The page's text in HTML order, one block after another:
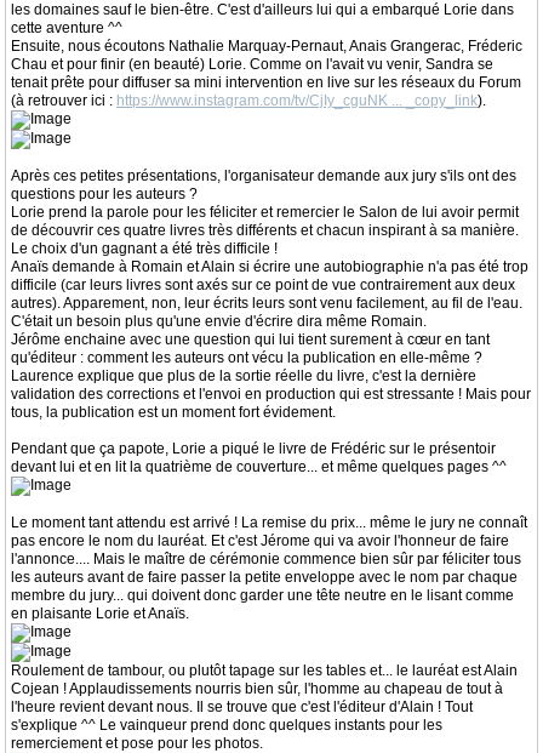
les domaines sauf le bien-être. C'est d'ailleurs lui qui a embarqué Lorie dans
cette aventure ^^
Ensuite, nous écoutons Nathalie Marquay-Pernaut, Anais Grangerac, Fréderic
Chau et pour finir (en beauté) Lorie. Comme on l'avait vu venir, Sandra se
tenait prête pour diffuser sa mini intervention en live sur les réseaux du Forum
(à retrouver ici : https://www.instagram.com/tv/CjIy_cguNK ... _copy_link).
Après ces petites présentations, l'organisateur demande aux jury s'ils ont des
questions pour les auteurs ?
Lorie prend la parole pour les féliciter et remercier le Salon de lui avoir permit
de découvrir ces quatre livres très différents et chacun inspirant à sa manière.
Le choix d'un gagnant a été très difficile !
Anaïs demande à Romain et Alain si écrire une autobiographie n'a pas été trop
difficile (car leurs livres sont axés sur ce point de vue contrairement aux deux
autres). Apparement, non, leur écrits leurs sont venu facilement, au fil de l'eau.
C'était un besoin plus qu'une envie d'écrire dira même Romain.
Jérôme enchaine avec une question qui lui tient surement à cœur en tant
qu'éditeur : comment les auteurs ont vécu la publication en elle-même ?
Laurence explique que plus de la sortie réelle du livre, c'est la dernière
validation des corrections et l'envoi en production qui est stressante ! Mais pour
tous, la publication est un moment fort évidement.
Pendant que ça papote, Lorie a piqué le livre de Frédéric sur le présentoir
devant lui et en lit la quatrième de couverture... et même quelques pages ^^
Le moment tant attendu est arrivé ! La remise du prix... même le jury ne connaît
pas encore le nom du lauréat. Et c'est Jérome qui va avoir l'honneur de faire
l'annonce.... Mais le maître de cérémonie commence bien sûr par féliciter tous
les auteurs avant de faire passer la petite enveloppe avec le nom par chaque
membre du jury... qui doivent donc garder une tête neutre en le lisant comme
en plaisante Lorie et Anaïs.
Roulement de tambour, ou plutôt tapage sur les tables et... le lauréat est Alain
Cojean ! Applaudissements nourris bien sûr, l'homme au chapeau de tout à
l'heure revient devant nous. Il se trouve que c'est l'éditeur d'Alain ! Tout
s'explique ^^ Le vainqueur prend donc quelques instants pour les
remerciement et pose pour les photos.